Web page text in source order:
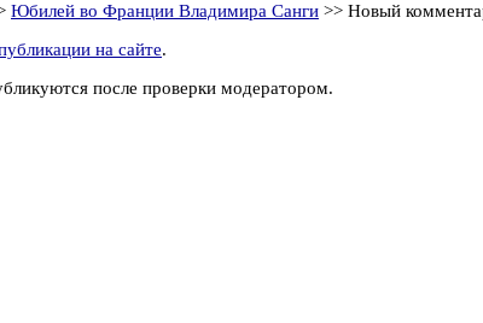
Юбилей во Франции Владимира Санги >> Новый
на сайте.
после проверки модератором.